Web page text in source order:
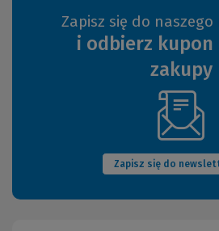
Zapisz się do
i odbierz kupon
zakupy
Zapisz się do
(Nowe
okno)